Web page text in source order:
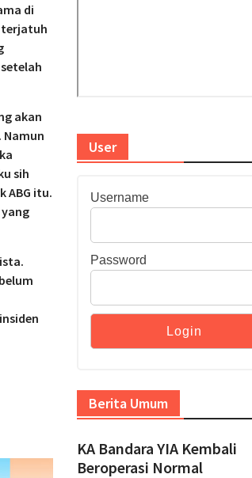
di
terjatuh
akan
Namun
sih
ABG itu.
User
Username
Password
Berita Umum
KA Bandara YIA Kembali
Beroperasi Normal